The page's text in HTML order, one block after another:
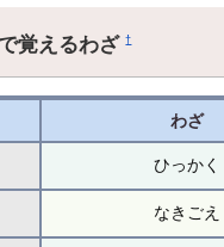
覚えるわざ†
わざ
ひっかく
なきごえ